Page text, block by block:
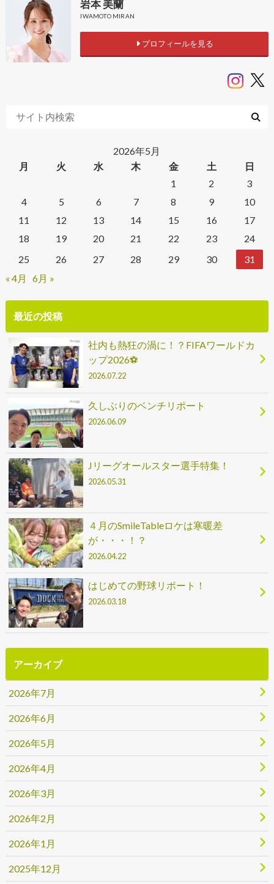
岩本 美蘭
IWAMOTO MIRAN
プロフィールを見る
2026年5月
月
火 水 木 金 土
日
1
2
3
4
5 6 7 8 9
10
11
12 13 14 15 16
17
18
19 20 21 22 23
24
25
26 27 28 29 30
31
« 4月
6月 »
最近の投稿
社内も熱狂の渦に！？FIFAワールドカ
ップ2026⚽
2026.07.22
久しぶりのベンチリポート
2026.06.09
Jリーグオールスター選手特集！
2026.05.31
４月のSmileTableロケは寒暖差
が・・・！？
2026.04.22
はじめての野球リポート！
2026.03.18
アーカイブ
2026年7月
2026年6月
2026年5月
2026年4月
2026年3月
2026年2月
2026年1月
2025年12月